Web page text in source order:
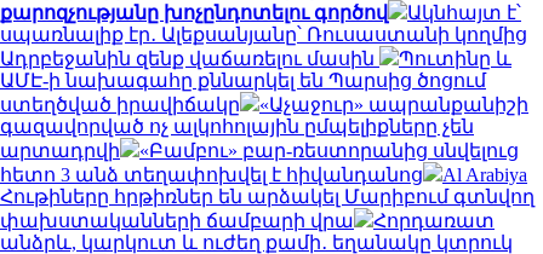
քարոզչությանը խոչընդոտելու գործով
Ակնհայտ է՝
սպառնալիք էր․ Ալեքսանյանը՝ Ռուսաստանի կողմից
Ադրբեջանին զենք վաճառելու մասին
Պուտինը և
ԱՄԷ-ի նախագահը քննարկել են Պարսից ծոցում
ստեղծված իրավիճակը
«Աչաջուր» ապրանքանիշի
գազավորված ոչ ալկոհոլային ըմպելիքները չեն
արտադրվի
«Բամբու» բար-ռեստորանից սնվելուց
հետո 3 անձ տեղափոխվել է հիվանդանոց
Al Arabiya
Հութիները հրթիռներ են արձակել Մարիբում գտնվող
փախստականների ճամբարի վրա
Հորդառատ
անձրև, կարկուտ և ուժեղ քամի․ եղանակը կտրուկ